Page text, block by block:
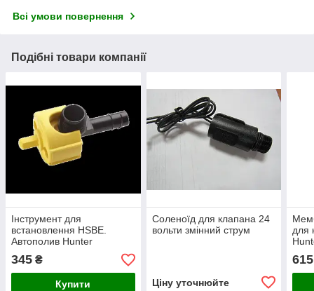
Всі умови повернення
Подібні товари компанії
Інструмент для
встановлення HSBE.
Автополив Hunter
(Хантер)
345 ₴
Купити
Соленоїд для клапана 24
вольти змінний струм
Ціну уточнюйте
для